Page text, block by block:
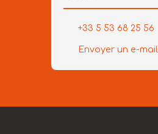
+33 5 53 68 25 56
Envoyer un e-mail